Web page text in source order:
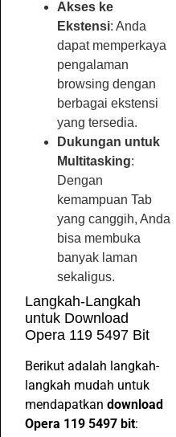
Akses ke
Ekstensi: Anda
dapat memperkaya
pengalaman
browsing dengan
berbagai ekstensi
yang tersedia.
Dukungan untuk
Multitasking:
Dengan
kemampuan Tab
yang canggih, Anda
bisa membuka
banyak laman
sekaligus.
Langkah-Langkah
untuk Download
Opera 119 5497 Bit
Berikut adalah langkah-
langkah mudah untuk
mendapatkan download
Opera 119 5497 bit: